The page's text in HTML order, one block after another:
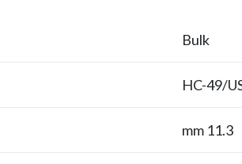
Bulk
HC-49/
11.3 mm